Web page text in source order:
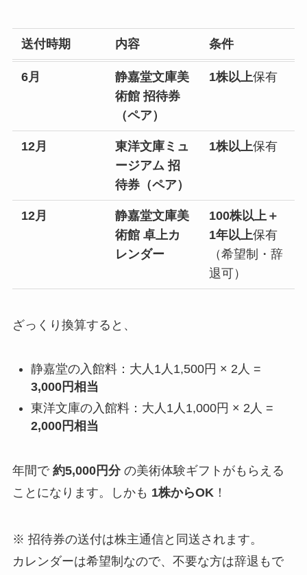
送付時期 内容 条件
6月
静嘉堂文庫美
術館 招待券
（ペア）
1株以上保有
12月
東洋文庫ミュ
ージアム 招
待券（ペア）
1株以上保有
12月
静嘉堂文庫美
術館 卓上カ
レンダー
100株以上＋
1年以上保有
（希望制・辞
退可）
ざっくり換算すると、
静嘉堂の入館料：大人1人1,500円 × 2人 =
3,000円相当
東洋文庫の入館料：大人1人1,000円 × 2人 =
2,000円相当
年間で 約5,000円分の美術体験ギフトがもらえる
ことになります。しかも 1株からOK ！
※ 招待券の送付は株主通信と同送されます。
カレンダーは希望制なので、不要な方は辞退もで